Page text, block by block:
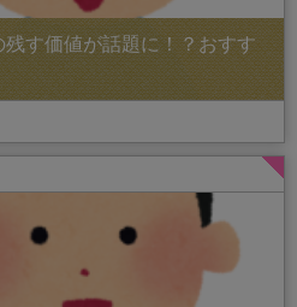
す価値が話題に！？おすす